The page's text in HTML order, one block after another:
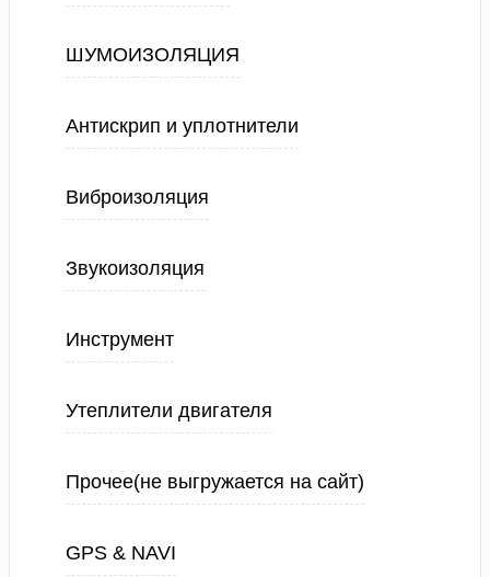
ШУМОИЗОЛЯЦИЯ
Антискрип и уплотнители
Виброизоляция
Звукоизоляция
Инструмент
Утеплители двигателя
Прочее(не выгружается на сайт)
GPS & NAVI